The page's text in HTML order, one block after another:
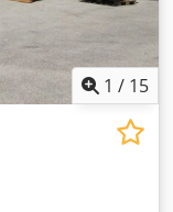
1 / 15